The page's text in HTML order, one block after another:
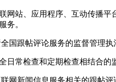
网站、应用程序、互动传播
务。
国跟帖评论服务的监督管理
日常检查和定期检查相结合的
网新闻信息服务相关的跟帖